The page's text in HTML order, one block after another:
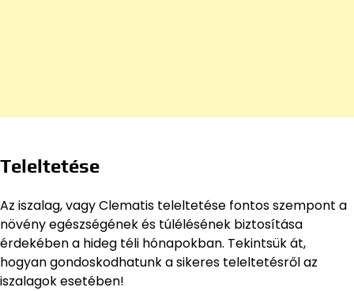
Teleltetése
Az iszalag, vagy Clematis teleltetése fontos szempont a
növény egészségének és túlélésének biztosítása
érdekében a hideg téli hónapokban. Tekintsük át,
hogyan gondoskodhatunk a sikeres teleltetésről az
iszalagok esetében!